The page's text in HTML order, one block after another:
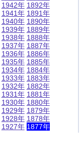
1942年
1941年
1940年
1939年
1938年
1937年
1936年
1935年
1934年
1933年
1932年
1931年
1930年
1929年
1928年
1927年
1892年
1891年
1890年
1889年
1888年
1887年
1886年
1885年
1884年
1883年
1882年
1881年
1880年
1879年
1878年
1877年